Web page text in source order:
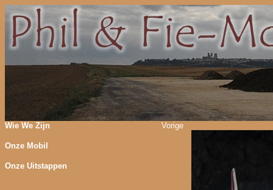
Wie We Zijn
Onze Mobil
Onze Uitstappen
Vorige